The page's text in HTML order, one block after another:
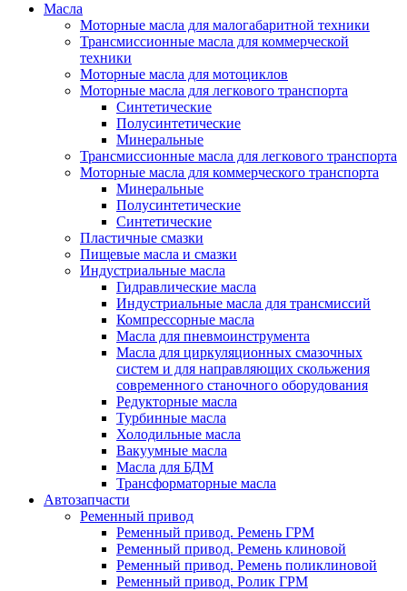
Масла
Моторные масла для малогабаритной техники
Трансмиссионные масла для коммерческой
техники
Моторные масла для мотоциклов
Моторные масла для легкового транспорта
Синтетические
Полусинтетические
Минеральные
Трансмиссионные масла для легкового транспорта
Моторные масла для коммерческого транспорта
Минеральные
Полусинтетические
Синтетические
Пластичные смазки
Пищевые масла и смазки
Индустриальные масла
Гидравлические масла
Индустриальные масла для трансмиссий
Компрессорные масла
Масла для пневмоинструмента
Масла для циркуляционных смазочных
систем и для направляющих скольжения
современного станочного оборудования
Редукторные масла
Турбинные масла
Холодильные масла
Вакуумные масла
Масла для БДМ
Трансформаторные масла
Автозапчасти
Ременный привод
Ременный привод. Ремень ГРМ
Ременный привод. Ремень клиновой
Ременный привод. Ремень поликлиновой
Ременный привод. Ролик ГРМ